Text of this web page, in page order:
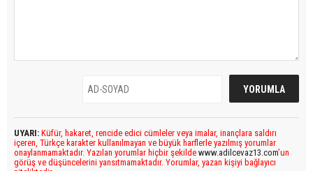
UYARI: Küfür, hakaret, rencide edici cümleler veya imalar, inançlara saldırı
içeren, Türkçe karakter kullanılmayan ve büyük harflerle yazılmış yorumlar
onaylanmamaktadır. Yazılan yorumlar hiçbir şekilde www.adilcevaz13.com’un
görüş ve düşüncelerini yansıtmamaktadır. Yorumlar, yazan kişiyi bağlayıcı